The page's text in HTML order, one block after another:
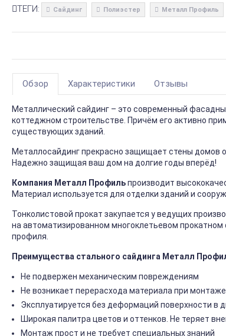
ТЕГИ: Сайдинг Полиэстер Металл Профиль
Обзор Характеристики Отзывы
Металлический сайдинг – это современный
коттеджном строительстве. Причём его активно
существующих зданий.
Металлосайдинг прекрасно защищает стены домов
Надежно защищая ваш дом на долгие годы вперёд!
Компания Металл Профильпроизводит
Материал используется для отделки зданий и
Тонколистовой прокат закупается у ведущих
на автоматизированном многоклетьевом
профиля.
Преимущества стального сайдинга Металл
Не подвержен механическим повреждениям
Не возникает перерасхода материала при монтаже
Эксплуатируется без деформаций поверхности в
Широкая палитра цветов и оттенков. Не теряет
Монтаж прост и не требует специальных знаний